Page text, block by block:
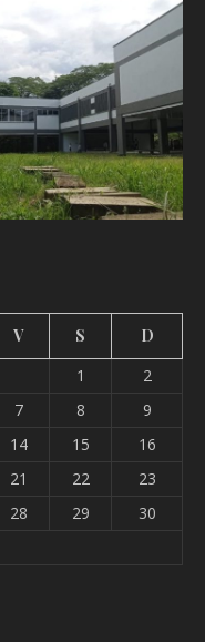
V S
D
1
2
7 8
9
14 15
16
21 22
23
28 29
30